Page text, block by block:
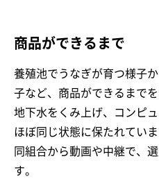
商品ができるまで
養殖池でうなぎが育つ様子
子など、商品ができるまで
地下水をくみ上げ、コンピ
ほぼ同じ状態に保たれてい
同組合から動画や中継で、
す。